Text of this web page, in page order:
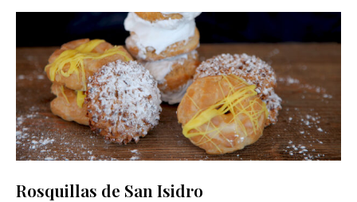
Rosquillas de San Isidro